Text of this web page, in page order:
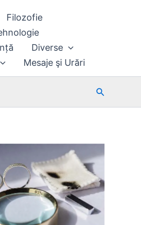
Filozofie
Diverse
Mesaje şi Urări
Search